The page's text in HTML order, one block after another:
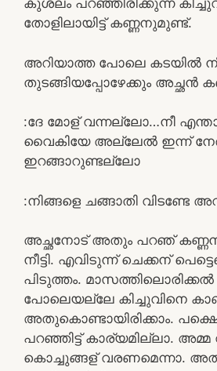
കുശലം പറഞ്ഞിരിക്കുന്ന
തോളിലായിട്ട് കണ്ണനുമുണ്ട്.
അറിയാത്ത പോലെ കടയിൽ
തുടങ്ങിയപ്പോഴേക്കും അച്ഛൻ
:ദേ മോള് വന്നല്ലോ…നീ
വൈകിയേ അല്ലേൽ ഇന്ന്
ഇറങ്ങാറുണ്ടല്ലോ
:നിങ്ങളെ ചങ്ങാതി വിടണ്ടേ
അച്ഛനോട് അതും പറഞ്
നീട്ടി. എവിടുന്ന് ചെക്കന്
പിടുത്തം. മാസത്തിലൊരിക്കൽ
പോലെയല്ലേ കിച്ചുവിനെ
അതുകൊണ്ടായിരിക്കാം.
പറഞ്ഞിട്ട് കാര്യമില്ലാ. അമ്മ
കൊച്ചുങ്ങള് വരണമെന്നാ.